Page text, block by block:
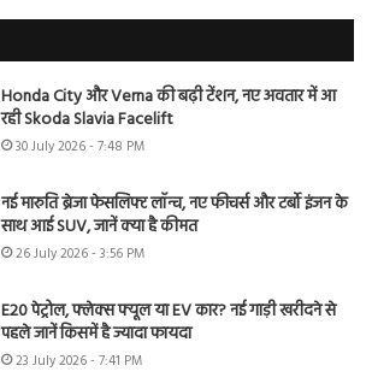
Honda City और Verna की बढ़ी टेंशन, नए अवतार में आ
रही Skoda Slavia Facelift
30 July 2026 - 7:48 PM
नई मारुति ब्रेजा फेसलिफ्ट लॉन्च, नए फीचर्स और टर्बो इंजन के
साथ आई SUV, जानें क्या है कीमत
26 July 2026 - 3:56 PM
E20 पेट्रोल, फ्लेक्स फ्यूल या EV कार? नई गाड़ी खरीदने से
पहले जानें किसमें है ज्यादा फायदा
23 July 2026 - 7:41 PM